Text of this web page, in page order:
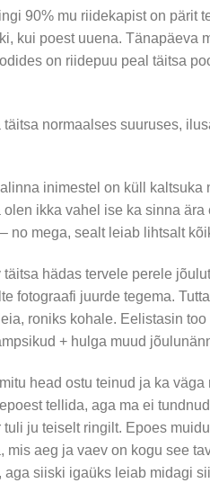
90% mu riidekapist on pärit
kui poest uuena. Tänapäeva
on riidepuu peal täitsa
normaalses suuruses,
inimestel on küll
ikka vahel ise ka sinna
no mega, sealt leiab lihtsalt
täitsa hädas tervele perele
fotograafi juurde tegema.
roniks kohale. Eelistasin
+ hulga muud
head ostu teinud ja ka väga
tellida, aga ma ei
tuli ju teiselt ringilt. Epoes
mis aeg ja vaev on kogu see
aga siiski igaüks leiab midagi